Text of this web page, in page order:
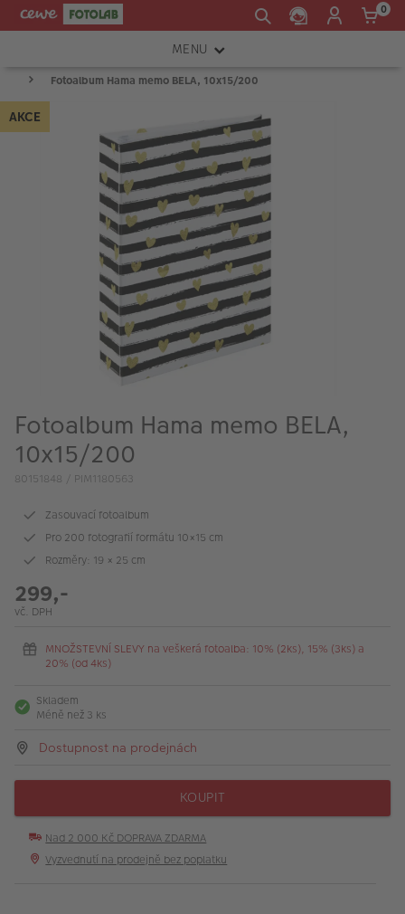
0
MENU
FOTOAPARÁTY
OBJEKTIVY
TISKÁRNY A SKENERY
PŘÍSLUŠENSTVÍ
FOTO BAZAR
Fotoalbum Hama memo BELA, 10x15/200
AKCE
Fotoalbum Hama memo BELA,
10x15/200
80151848 / PIM1180563
Zasouvací fotoalbum
Pro 200 fotografií formátu 10×15 cm
Rozměry: 19 × 25 cm
299,-
vč. DPH
MNOŽSTEVNÍ SLEVY na veškerá fotoalba: 10% (2ks), 15% (3ks) a
20% (od 4ks)
Skladem
Méně než 3 ks
Dostupnost na prodejnách
KOUPIT
Nad 2 000 Kč DOPRAVA ZDARMA
Vyzvednutí na prodejně bez poplatku